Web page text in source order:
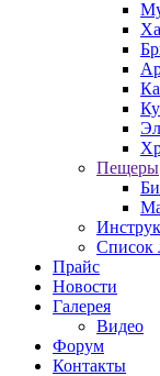
Пещеры
Список
Прайс
Новости
Галерея
Видео
Форум
Контакты